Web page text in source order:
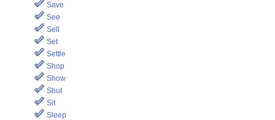
Save
See
Sell
Set
Settle
Shop
Show
Shut
Sit
Sleep